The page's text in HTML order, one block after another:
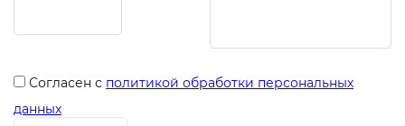
Согласен с политикой обработки персональных
данных